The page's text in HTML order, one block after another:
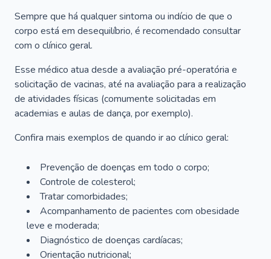
Sempre que há qualquer sintoma ou indício de que o
corpo está em desequilíbrio, é recomendado consultar
com o clínico geral.
Esse médico atua desde a avaliação pré-operatória e
solicitação de vacinas, até na avaliação para a realização
de atividades físicas (comumente solicitadas em
academias e aulas de dança, por exemplo).
Confira mais exemplos de quando ir ao clínico geral:
Prevenção de doenças em todo o corpo;
Controle de colesterol;
Tratar comorbidades;
Acompanhamento de pacientes com obesidade
leve e moderada;
Diagnóstico de doenças cardíacas;
Orientação nutricional;